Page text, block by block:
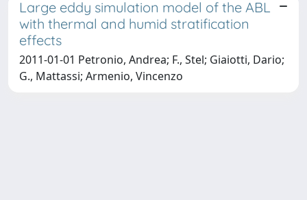
Large eddy simulation model of the ABL
with thermal and humid stratification
effects
2011-01-01 Petronio, Andrea; F., Stel; Giaiotti, Dario;
G., Mattassi; Armenio, Vincenzo